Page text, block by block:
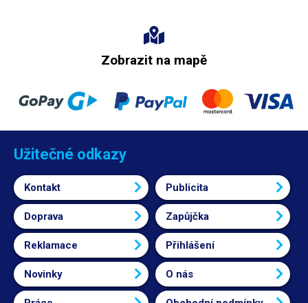
Zobrazit na mapě
Užitečné odkazy
Kontakt Publicita
Doprava Zapůjčka
Reklamace Přihlášení
Novinky O nás